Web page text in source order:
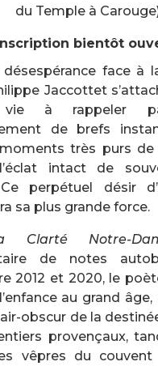
du Temple à
bientôt
désespérance face à
Jaccottet
à rappeler par
de brefs
très purs de
intact de
perpétuel désir
sa plus grande force.
Clarté Notre-
de notes
2012 et 2020, le
au grand
obscur de la
provençaux,
vêpres du